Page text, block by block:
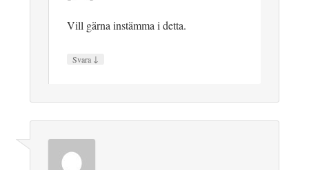
Vill gärna instämma i detta.
Svara ↓